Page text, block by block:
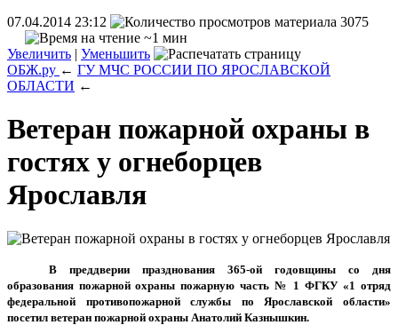
07.04.2014 23:12
3075
~1 мин
Увеличить | Уменьшить
ОБЖ.ру ← ГУ МЧС РОССИИ ПО ЯРОСЛАВСКОЙ
ОБЛАСТИ ←
Ветеран пожарной охраны в
гостях у огнеборцев
Ярославля
В преддверии празднования 365-ой годовщины со дня
образования пожарной охраны пожарную часть № 1 ФГКУ «1 отряд
федеральной противопожарной службы по Ярославской области»
посетил ветеран пожарной охраны Анатолий Казнышкин.